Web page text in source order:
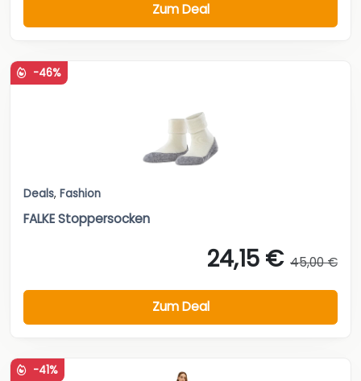
Zum Deal
-46%
Deals, Fashion
FALKE Stoppersocken
24,15 € 45,00 €
Zum Deal
-41%